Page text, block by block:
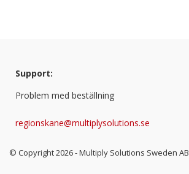
Support:
Problem med beställning
regionskane@multiplysolutions.se
© Copyright2026- Multiply Solutions Sweden AB